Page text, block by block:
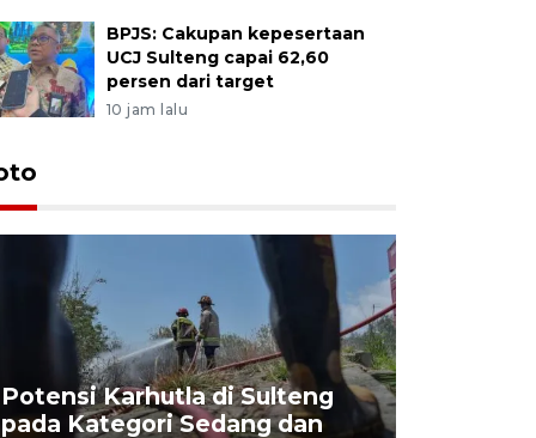
BPJS: Cakupan kepesertaan
UCJ Sulteng capai 62,60
persen dari target
10 jam lalu
Potensi Karhutla di Sulteng
pada Kategori Sedang dan